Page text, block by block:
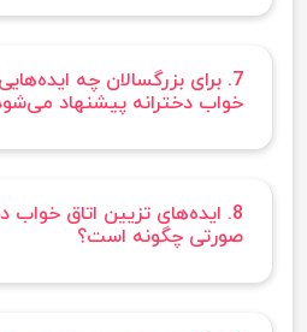
7. برای بزرگسالان چه
خواب دخترانه پیشنهاد
8. ایده‌های تزیین اتاق خواب
صورتی چگونه است؟